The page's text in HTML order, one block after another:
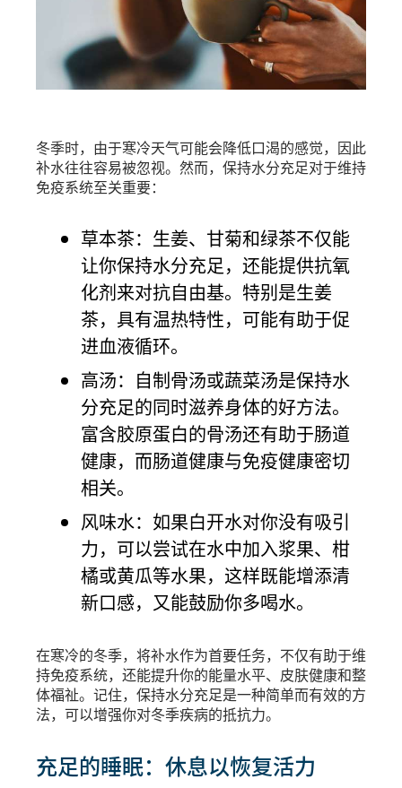
冬季时，由于寒冷天气可能会降低口渴的感觉，因此
补水往往容易被忽视。然而，保持水分充足对于维持
免疫系统至关重要：
草本茶：生姜、甘菊和绿茶不仅能
让你保持水分充足，还能提供抗氧
化剂来对抗自由基。特别是生姜
茶，具有温热特性，可能有助于促
进血液循环。
高汤：自制骨汤或蔬菜汤是保持水
分充足的同时滋养身体的好方法。
富含胶原蛋白的骨汤还有助于肠道
健康，而肠道健康与免疫健康密切
相关。
风味水：如果白开水对你没有吸引
力，可以尝试在水中加入浆果、柑
橘或黄瓜等水果，这样既能增添清
新口感，又能鼓励你多喝水。
在寒冷的冬季，将补水作为首要任务，不仅有助于维
持免疫系统，还能提升你的能量水平、皮肤健康和整
体福祉。记住，保持水分充足是一种简单而有效的方
法，可以增强你对冬季疾病的抵抗力。
充足的睡眠：休息以恢复活力